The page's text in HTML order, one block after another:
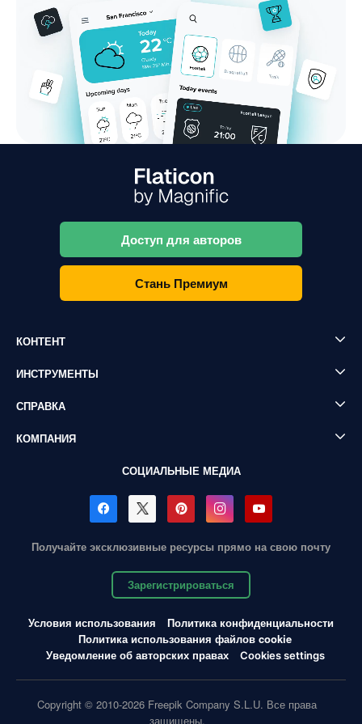
Доступ для авторов
Стань Премиум
КОНТЕНТ
ИНСТРУМЕНТЫ
СПРАВКА
КОМПАНИЯ
СОЦИАЛЬНЫЕ МЕДИА
Получайте эксклюзивные ресурсы прямо на свою почту
Зарегистрироваться
Условия использования
Политика конфиденциальности
Политика использования файлов cookie
Уведомление об авторских правах
Cookies settings
Copyright © 2010-2026 Freepik Company S.L.U. Все права
защищены.